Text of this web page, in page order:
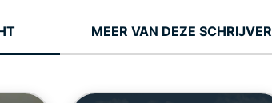
MEER VAN DEZE SCHRIJVER